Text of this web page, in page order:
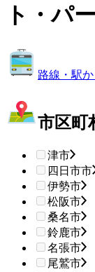
ト・パ
路線・駅
市区町
津市
四日市市
伊勢市
松阪市
桑名市
鈴鹿市
名張市
尾鷲市